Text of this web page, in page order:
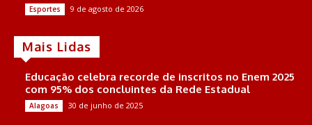
Esportes 9 de agosto de 2026
Mais Lidas
Educação celebra recorde de inscritos no Enem 2025
com 95% dos concluintes da Rede Estadual
Alagoas 30 de junho de 2025